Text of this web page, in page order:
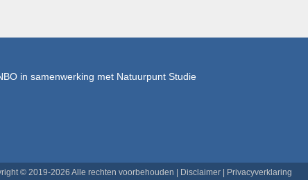
in samenwerking met Natuurpunt Studie
© 2019-2026 Alle rechten voorbehouden | Disclaimer Privacyverklaring